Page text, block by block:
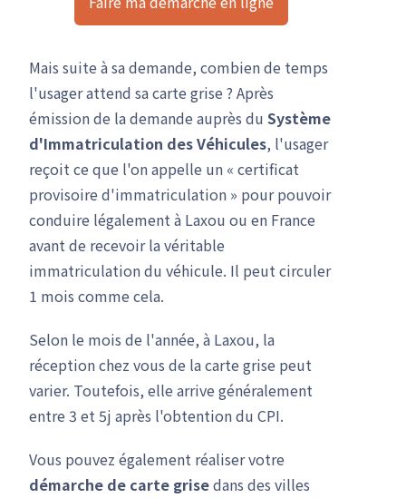
Mais suite à sa demande, combien de temps
l'usager attend sa carte grise ? Après
émission de la demande auprès du Système
d'Immatriculation des Véhicules, l'usager
reçoit ce que l'on appelle un « certificat
provisoire d'immatriculation » pour pouvoir
conduire légalement à Laxou ou en France
avant de recevoir la véritable
immatriculation du véhicule. Il peut circuler
1 mois comme cela.
Selon le mois de l'année, à Laxou, la
réception chez vous de la carte grise peut
varier. Toutefois, elle arrive généralement
entre 3 et 5j après l'obtention du CPI.
Vous pouvez également réaliser votre
démarche de carte grisedans des villes